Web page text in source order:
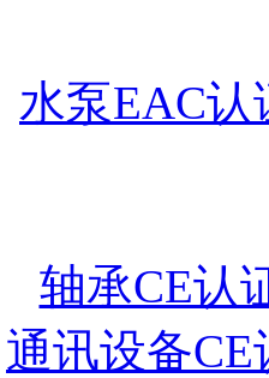
水泵EAC
轴承CE认
通讯设备